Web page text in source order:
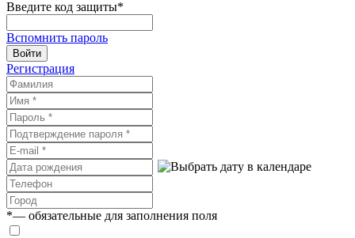
Введите код защиты*
Вспомнить пароль
Войти
Регистрация
*— обязательные для заполнения поля